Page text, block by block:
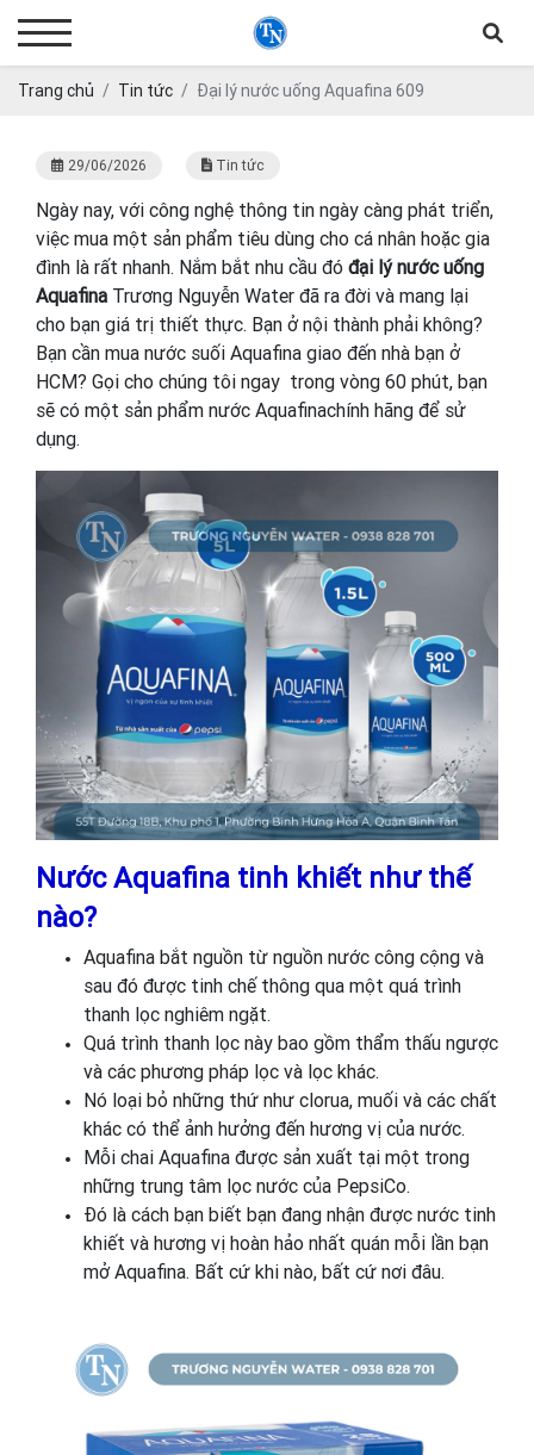
Trang chủ Tin tức Đại lý nước uống Aquafina 609
29/06/2026 Tin tức
Ngày nay, với công nghệ thông tin ngày càng phát triển,
việc mua một sản phẩm tiêu dùng cho cá nhân hoặc gia
đình là rất nhanh. Nắm bắt nhu cầu đó đại lý nước uống
Aquafina Trương Nguyễn Water đã ra đời và mang lại
cho bạn giá trị thiết thực. Bạn ở nội thành phải không?
Bạn cần mua nước suối Aquafina giao đến nhà bạn ở
HCM? Gọi cho chúng tôi ngay trong vòng 60 phút, bạn
sẽ có một sản phẩm nước Aquafinachính hãng để sử
dụng.
Nước Aquafina tinh khiết như thế
nào?
Aquafina bắt nguồn từ nguồn nước công cộng và
sau đó được tinh chế thông qua một quá trình
thanh lọc nghiêm ngặt.
Quá trình thanh lọc này bao gồm thẩm thấu ngược
và các phương pháp lọc và lọc khác.
Nó loại bỏ những thứ như clorua, muối và các chất
khác có thể ảnh hưởng đến hương vị của nước.
Mỗi chai Aquafina được sản xuất tại một trong
những trung tâm lọc nước của PepsiCo.
Đó là cách bạn biết bạn đang nhận được nước tinh
khiết và hương vị hoàn hảo nhất quán mỗi lần bạn
mở Aquafina. Bất cứ khi nào, bất cứ nơi đâu.